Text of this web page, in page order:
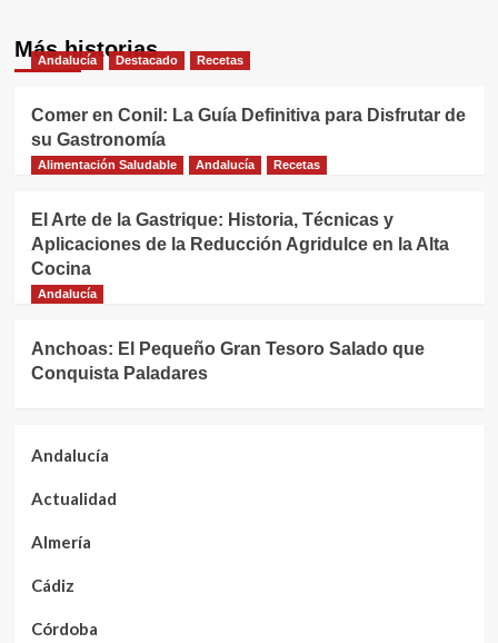
Más historias
Andalucía Destacado Recetas
Comer en Conil: La Guía Definitiva para Disfrutar de
su Gastronomía
Alimentación Saludable Andalucía Recetas
El Arte de la Gastrique: Historia, Técnicas y
Aplicaciones de la Reducción Agridulce en la Alta
Cocina
Andalucía
Anchoas: El Pequeño Gran Tesoro Salado que
Conquista Paladares
Andalucía
Actualidad
Almería
Cádiz
Córdoba